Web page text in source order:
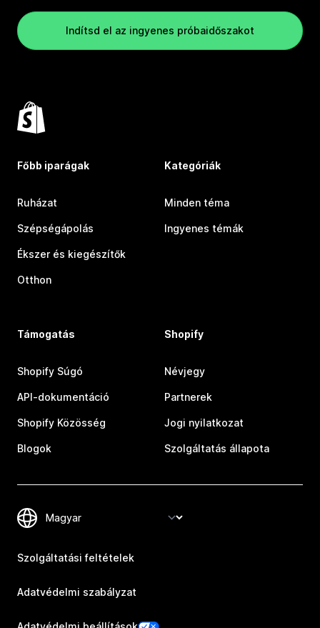
Indítsd el az ingyenes próbaidőszakot
Főbb iparágak
Ruházat
Szépségápolás
Ékszer és kiegészítők
Otthon
Kategóriák
Minden téma
Ingyenes témák
Támogatás
Shopify Súgó
API-dokumentáció
Shopify Közösség
Blogok
Shopify
Névjegy
Partnerek
Jogi nyilatkozat
Szolgáltatás állapota
Szolgáltatási feltételek
Adatvédelmi szabályzat